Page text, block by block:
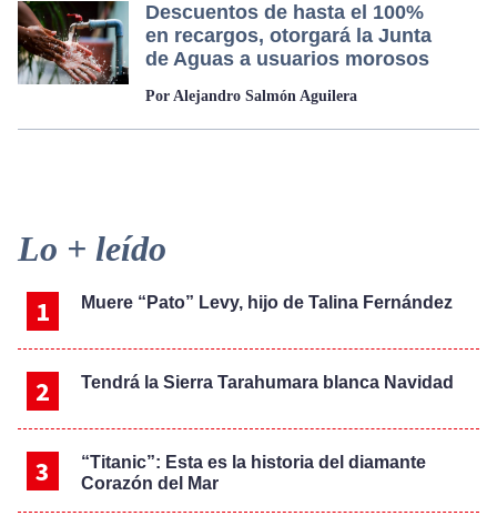
Descuentos de hasta el 100%
en recargos, otorgará la Junta
de Aguas a usuarios morosos
Por Alejandro Salmón Aguilera
Primary
Sidebar
Lo + leído
Muere “Pato” Levy, hijo de Talina Fernández
Tendrá la Sierra Tarahumara blanca Navidad
“Titanic”: Esta es la historia del diamante
Corazón del Mar